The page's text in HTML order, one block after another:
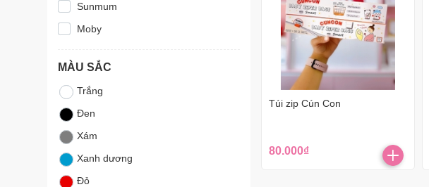
Sunmum
Moby
MÀU SẮC
Trắng
Đen
Xám
Xanh dương
Đỏ
Túi zip Cún Con
80.000₫